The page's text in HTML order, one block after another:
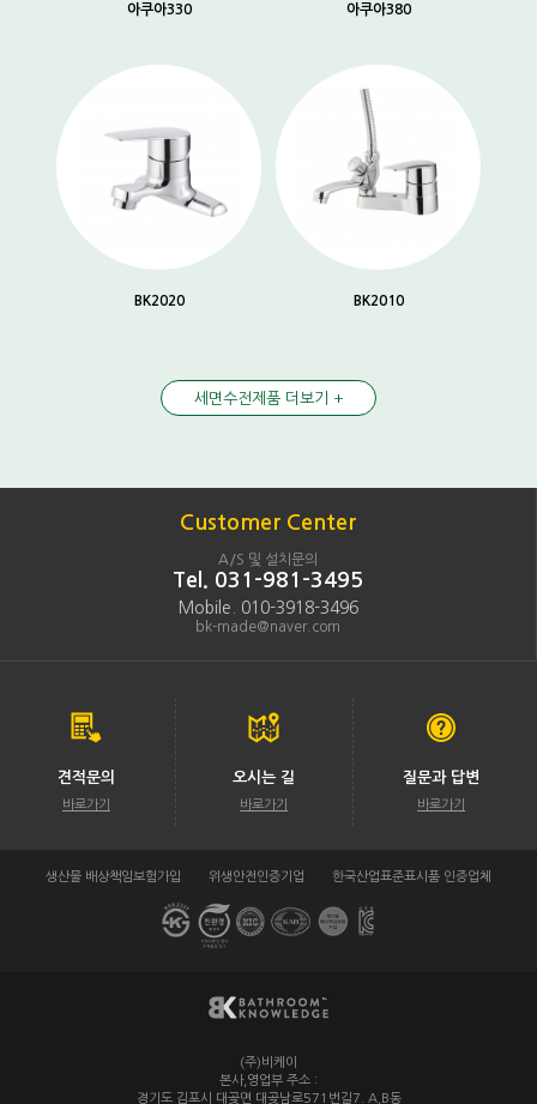
아쿠아330 아쿠아380
BK2020 BK2010
세면수전제품 더보기 +
Customer Center
A/S 및 설치문의
Tel. 031-981-3495
Mobile. 010-3918-3496
bk-made@naver.com
견적문의
바로가기
오시는 길
바로가기
질문과 답변
바로가기
생산물 배상책임보험가입 위생안전인증기업 한국산업표준표시품 인증업체
(주)비케이
/
본사,영업부 주소 :
경기도 김포시 대곶면 대곶남로571번길7. A,B동